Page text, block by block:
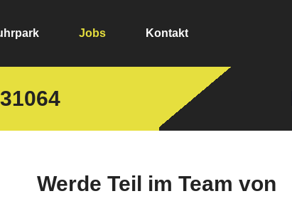
Jobs Kontakt
Werde Teil im Team von